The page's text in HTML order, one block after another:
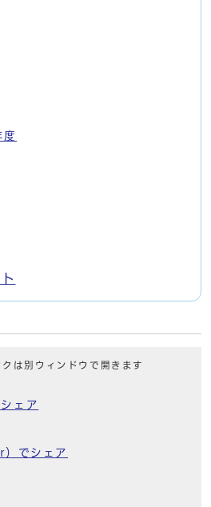
度
は別ウィンドウで開きます
ェア
でシェア